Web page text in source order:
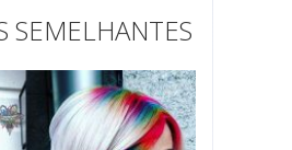
SEMELHANTES